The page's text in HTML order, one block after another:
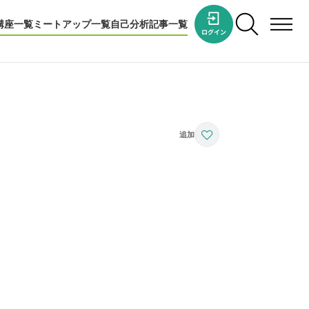
座一覧ミートアップ一覧自己分析記事一覧